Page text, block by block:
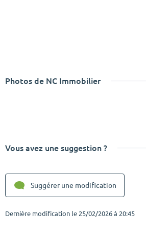
Photos de NC Immobilier
Vous avez une suggestion ?
Suggérer une modification
Dernière modification le 25/02/2026 à 20:45